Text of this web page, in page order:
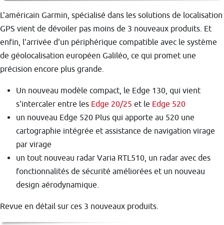
L'américain Garmin, spécialisé dans les solutions de localisation
GPS vient de dévoiler pas moins de 3 nouveaux produits. Et
enfin, l'arrivée d'un périphérique compatible avec le système
de géolocalisation européen Galiléo, ce qui promet une
précision encore plus grande.
Un nouveau modèle compact, le Edge 130, qui vient
s'intercaler entre les Edge 20/25 et le Edge 520
un nouveau Edge 520 Plus qui apporte au 520 une
cartographie intégrée et assistance de navigation virage
par virage
un tout nouveau radar Varia RTL510, un radar avec des
fonctionnalités de sécurité améliorées et un nouveau
design aérodynamique.
Revue en détail sur ces 3 nouveaux produits.